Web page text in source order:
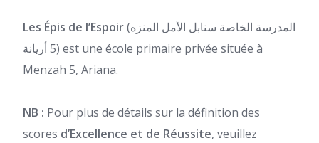
Les Épis de l’Espoir(المدرسة الخاصة سنابل الأمل المنزه
5 أريانة) est une école primaire privée située à
Menzah 5, Ariana.
NB : Pour plus de détails sur la définition des
scores d’Excellence et de Réussite, veuillez